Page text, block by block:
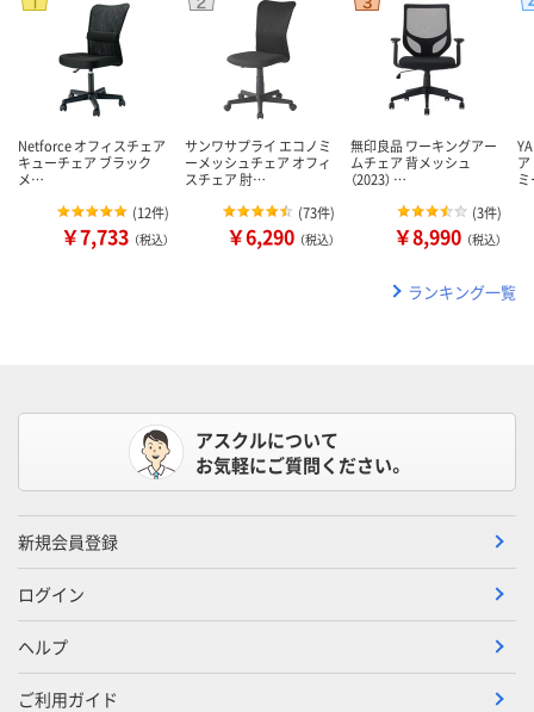
Netforce オフィスチェア
キューチェア ブラック
メ…
(12件)
￥7,733 （税込）
サンワサプライ エコノミ
ーメッシュチェア オフィ
スチェア 肘…
(73件)
￥6,290 （税込）
無印良品 ワーキングアー
ムチェア 背メッシュ
（2023） …
(3件)
￥8,990 （税込）
ランキング一覧
アスクルについて
お気軽にご質問ください。
新規会員登録
ログイン
ヘルプ
ご利用ガイド